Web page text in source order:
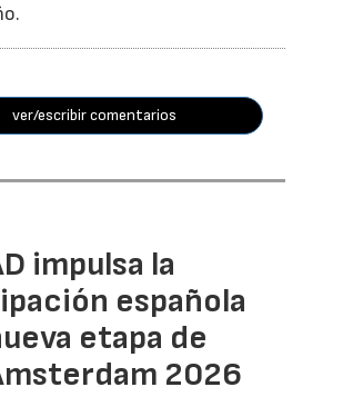
ver/escribir comentarios
impulsa la
española
etapa de
2026